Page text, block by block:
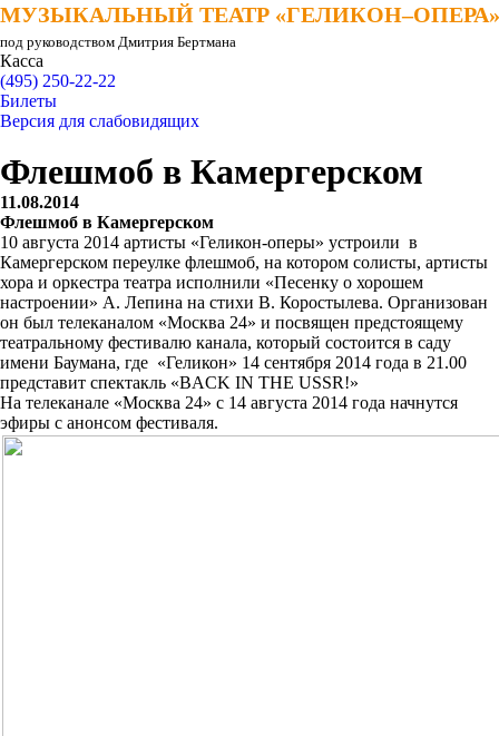
МУЗЫКАЛЬНЫЙ ТЕАТР «ГЕЛИКОН–ОПЕРА»
МУЗЫКАЛЬНЫЙ ТЕАТР «ГЕЛИКОН–ОПЕРА»
под руководством Дмитрия Бертмана
Касса
(495) 250-22-22
Билеты
Версия для слабовидящих
Флешмоб в Камергерском
11.08.2014
Флешмоб в Камергерском
10 августа 2014 артисты «Геликон-оперы» устроили в
Камергерском переулке флешмоб, на котором солисты, артисты
хора и оркестра театра исполнили «Песенку о хорошем
настроении» А. Лепина на стихи В. Коростылева. Организован
он был телеканалом «Москва 24» и посвящен предстоящему
театральному фестивалю канала, который состоится в саду
имени Баумана, где «Геликон» 14 сентября 2014 года в 21.00
представит спектакль «BACK IN THE USSR!»
На телеканале «Москва 24» с 14 августа 2014 года начнутся
эфиры с анонсом фестиваля.